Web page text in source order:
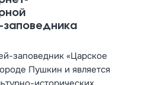
заповедника
заповедник «Царское
Пушкин и является